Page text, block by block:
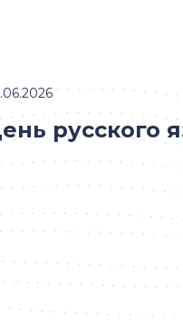
русского